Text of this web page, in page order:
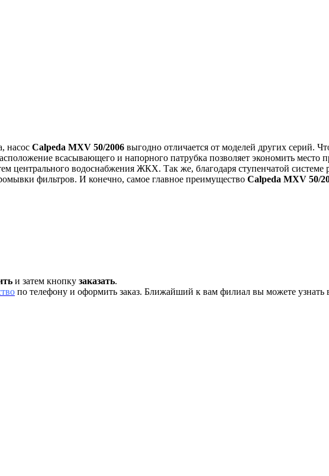
насос Calpeda MXV 50/2006 выгодно отличается от моделей других серий.
всасывающего и напорного патрубка позволяет экономить
центрального водоснабжения ЖКХ. Так же, благодаря ступенчатой системе
фильтров. И конечно, самое главное преимущество Calpeda MXV 50/
и затем кнопку заказать.
по телефону и оформить заказ. Ближайший к вам филиал вы можете узнать